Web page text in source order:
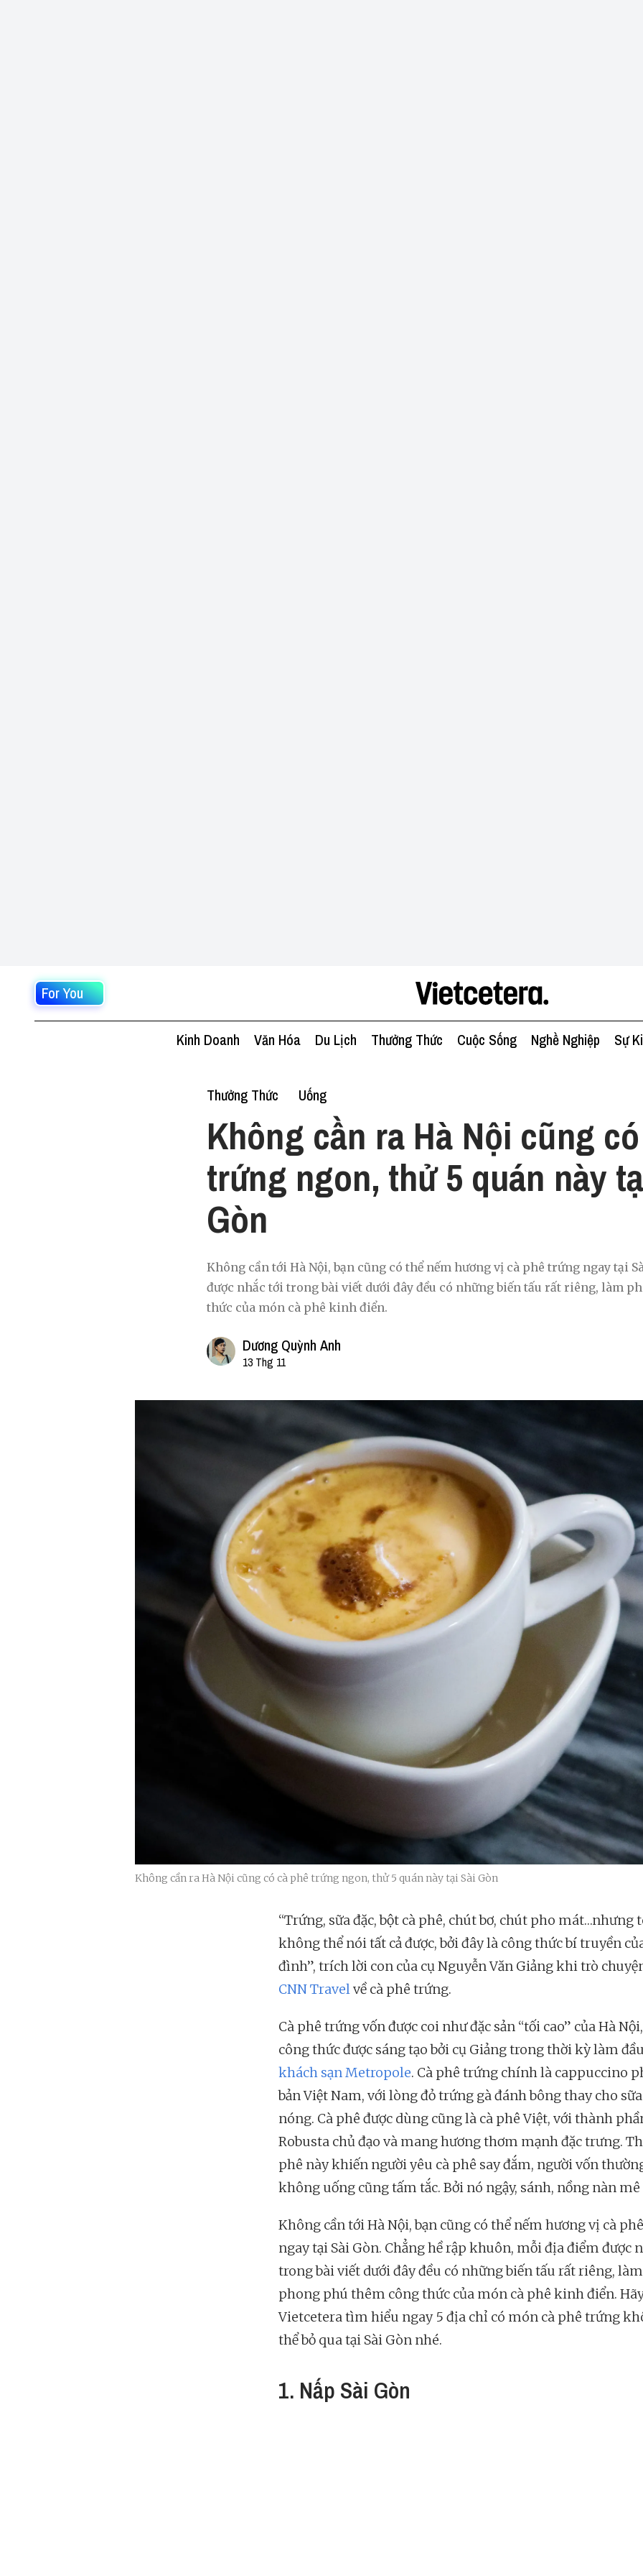
For You
Kinh Doanh Văn Hóa Du Lịch Thưởng Thức Cuộc Sống Nghề Nghiệp Sự
Thưởng Thức Uống
Không cần ra Hà Nội cũng
trứng ngon, thử 5 quán này
Gòn
Không cần tới Hà Nội, bạn cũng có thể nếm hương vị cà phê trứng ngay tại
được nhắc tới trong bài viết dưới đây đều có những biến tấu rất riêng, làm
thức của món cà phê kinh điển.
Dương Quỳnh Anh
13 Thg 11
Không cần ra Hà Nội cũng có cà phê trứng ngon, thử 5 quán này tại Sài Gòn
“Trứng, sữa đặc, bột cà phê, chút bơ, chút pho mát…nhưng
không thể nói tất cả được, bởi đây là công thức bí truyền
đình”, trích lời con của cụ Nguyễn Văn Giảng khi trò
CNN Travelvề cà phê trứng.
Cà phê trứng vốn được coi như đặc sản “tối cao” của Hà
công thức được sáng tạo bởi cụ Giảng trong thời kỳ làm
khách sạn Metropole. Cà phê trứng chính là cappuccino
bản Việt Nam, với lòng đỏ trứng gà đánh bông thay cho
nóng. Cà phê được dùng cũng là cà phê Việt, với thành
Robusta chủ đạo và mang hương thơm mạnh đặc trưng.
phê này khiến người yêu cà phê say đắm, người vốn
không uống cũng tấm tắc. Bởi nó ngậy, sánh, nồng nàn
Không cần tới Hà Nội, bạn cũng có thể nếm hương vị cà
ngay tại Sài Gòn. Chẳng hề rập khuôn, mỗi địa điểm được
trong bài viết dưới đây đều có những biến tấu rất riêng, làm
phong phú thêm công thức của món cà phê kinh điển.
Vietcetera tìm hiểu ngay 5 địa chỉ có món cà phê trứng
thể bỏ qua tại Sài Gòn nhé.
1. Nấp Sài Gòn